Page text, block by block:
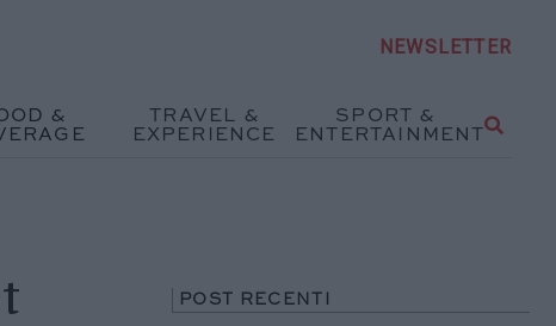
NEWSLETTER
&
TRAVEL &
EXPERIENCE
SPORT &
ENTERTAINMENT
POST RECENTI